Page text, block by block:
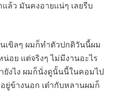
ล้ว มันคงอายแน่ๆ เลยรีบ
เขิลๆ ผมก็ทำตัวปกติวันนี้ผม
อย แต่จริงๆ ไม่มีงานอะไร
ยังไง ผมก็นั่งดูนั้นนี้ในคอมไป
ยู่ข้างนอก เต๋ากับหลานผมก็